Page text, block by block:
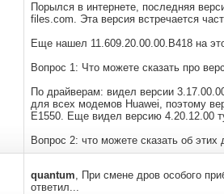
Порылся в интернете, последняя
files.com. Эта версия встречается
Еще нашел 11.609.20.00.00.B418 на
Вопрос 1: Что можете сказать про
По драйверам: видел версии
для всех модемов Huawei, поэтому
E1550. Еще видел версию 4.20.12.00
Вопрос 2: что можете сказать об этих
quantum, При смене дров особого
ответил...